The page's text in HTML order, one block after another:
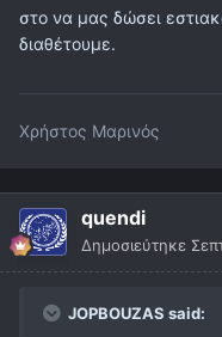
στο να μας δώσει
διαθέτουμε.
Χρήστος Μαρινός
quendi
Δημοσιεύτηκε
JOPBOUZAS said: